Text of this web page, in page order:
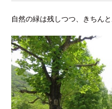
自然の緑は残しつつ、きちん